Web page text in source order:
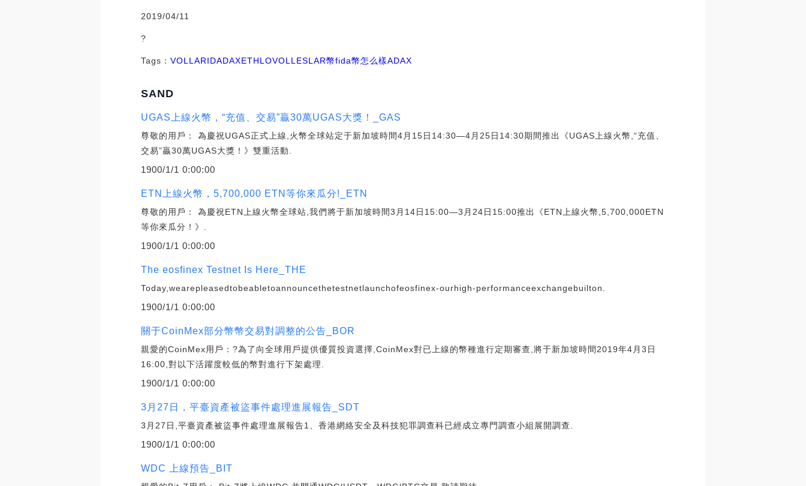
2019/04/11
?
Tags：VOL LARIDADAXETHLOVOL LESLAR幣fida幣怎么樣ADAX
SAND
UGAS上線火幣，“充值、交易”贏30萬UGAS大獎！_GAS
尊敬的用戶： 為慶祝UGAS正式上線,火幣全球站定于新加坡時間4月15日14:30—4月25日14:30期間推出《UGAS上線火幣,“充值、
交易”贏30萬UGAS大獎！》雙重活動.
1900/1/1 0:00:00
ETN上線火幣，5,700,000 ETN等你來瓜分!_ETN
尊敬的用戶： 為慶祝ETN上線火幣全球站,我們將于新加坡時間3月14日15:00—3月24日15:00推出《ETN上線火幣,5,700,000ETN
等你來瓜分！》.
1900/1/1 0:00:00
The eosfinex Testnet Is Here_THE
Today,wearepleasedtobeabletoannouncethetestnetlaunchofeosfinex-ourhigh-performanceexchangebuilton.
1900/1/1 0:00:00
關于CoinMex部分幣幣交易對調整的公告_BOR
親愛的CoinMex用戶：?為了向全球用戶提供優質投資選擇,CoinMex對已上線的幣種進行定期審查,將于新加坡時間2019年4月3日
16:00,對以下活躍度較低的幣對進行下架處理.
1900/1/1 0:00:00
3月27日，平臺資產被盜事件處理進展報告_SDT
3月27日,平臺資產被盜事件處理進展報告1、香港網絡安全及科技犯罪調查科已經成立專門調查小組展開調查.
1900/1/1 0:00:00
WDC 上線預告_BIT